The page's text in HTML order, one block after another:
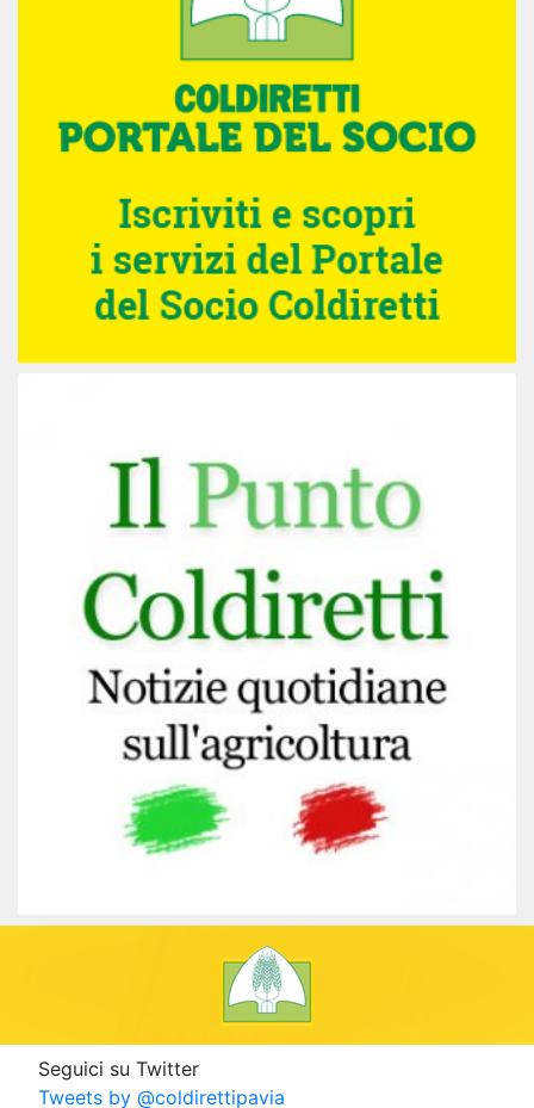
Seguici su Twitter
Tweets by @coldirettipavia